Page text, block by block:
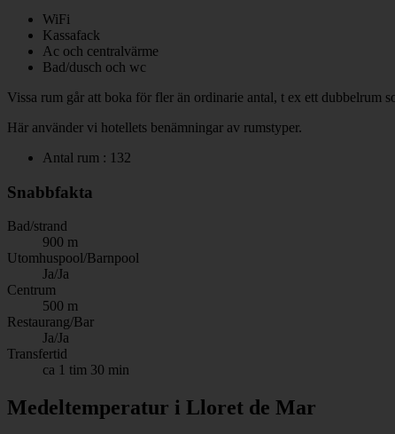
WiFi
Kassafack
Ac och centralvärme
Bad/dusch och wc
Vissa rum går att boka för fler än ordinarie antal, t ex ett dubbelrum
Här använder vi hotellets benämningar av rumstyper.
Antal rum : 132
Snabbfakta
Bad/strand
900 m
Utomhuspool/Barnpool
Ja/Ja
Centrum
500 m
Restaurang/Bar
Ja/Ja
Transfertid
ca 1 tim 30 min
Medeltemperatur i Lloret de Mar